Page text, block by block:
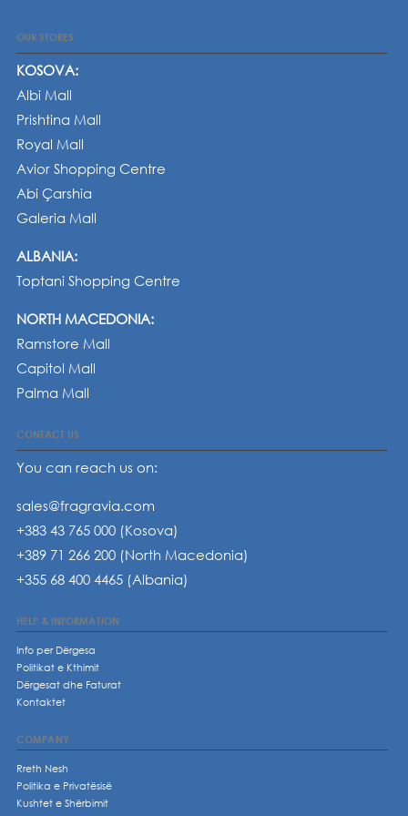
OUR STORES
KOSOVA:
Albi Mall
Prishtina Mall
Royal Mall
Avior Shopping Centre
Abi Çarshia
Galeria Mall
ALBANIA:
Toptani Shopping Centre
NORTH MACEDONIA:
Ramstore Mall
Capitol Mall
Palma Mall
CONTACT US
You can reach us on:
sales@fragravia.com
+383 43 765 000 (Kosova)
+389 71 266 200 (North Macedonia)
+355 68 400 4465 (Albania)
HELP & INFORMATION
Info per Dërgesa
Politikat e Kthimit
Dërgesat dhe Faturat
Kontaktet
COMPANY
Rreth Nesh
Politika e Privatësisë
Kushtet e Shërbimit